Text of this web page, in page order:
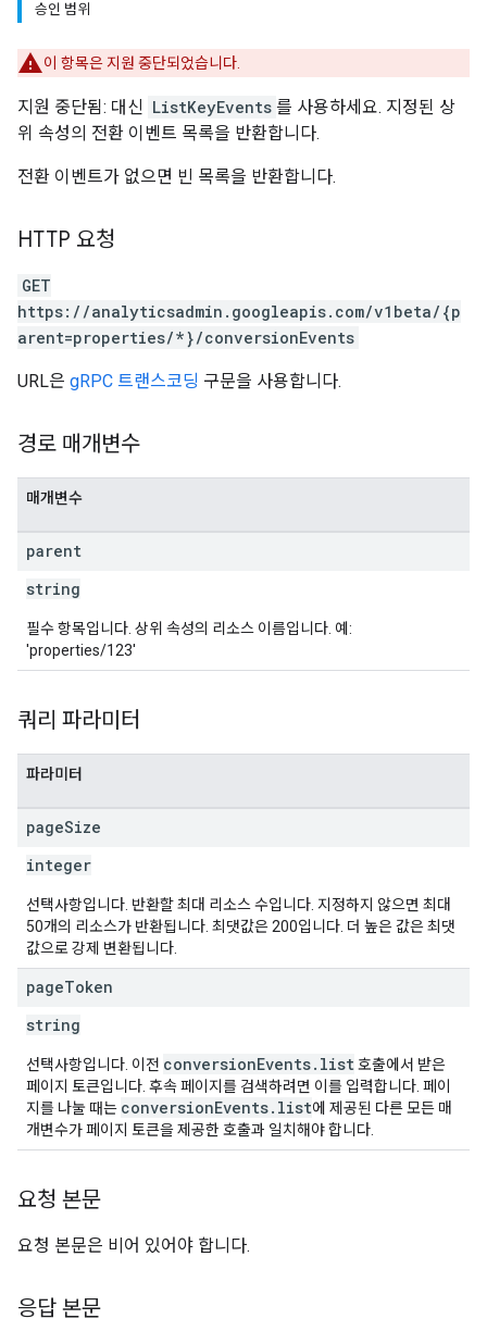
승인 범위
이 항목은 지원 중단되었습니다.
지원 중단됨: 대신 ListKeyEvents 를 사용하세요. 지정된 상
위 속성의 전환 이벤트 목록을 반환합니다.
전환 이벤트가 없으면 빈 목록을 반환합니다.
HTTP 요청
GET
https://analyticsadmin.googleapis.com/v1beta/{p
arent=properties/*}/conversionEvents
URL은 gRPC 트랜스코딩 구문을 사용합니다.
경로 매개변수
매개변수
parent
string
필수 항목입니다. 상위 속성의 리소스 이름입니다. 예:
'properties/123'
쿼리 파라미터
파라미터
pageSize
integer
선택사항입니다. 반환할 최대 리소스 수입니다. 지정하지 않으면 최대
50개의 리소스가 반환됩니다. 최댓값은 200입니다. 더 높은 값은 최댓
값으로 강제 변환됩니다.
pageToken
string
선택사항입니다. 이전 conversionEvents.list호출에서 받은
페이지 토큰입니다. 후속 페이지를 검색하려면 이를 입력합니다. 페이
지를 나눌 때는 conversionEvents.list에 제공된 다른 모든 매
개변수가 페이지 토큰을 제공한 호출과 일치해야 합니다.
요청 본문
요청 본문은 비어 있어야 합니다.
응답 본문